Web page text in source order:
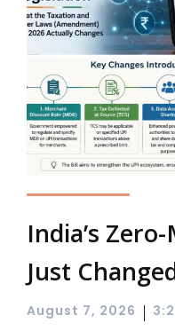
India’s
Just
August 7, 2026 |